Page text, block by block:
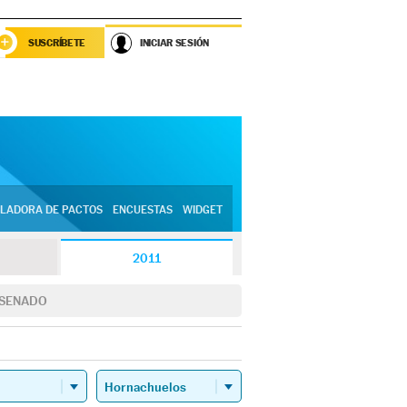
SUSCRÍBETE INICIAR SESIÓN
DE PACTOS ENCUESTAS WIDGET
2011